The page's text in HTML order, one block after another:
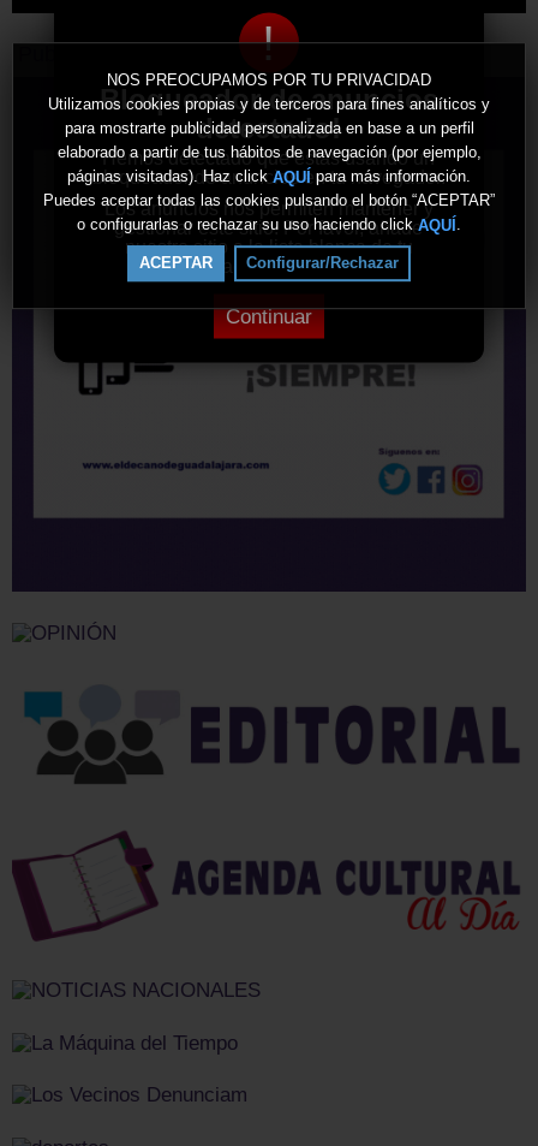
!
Bloqueador de anuncios
detectado!
Hemos detectado que estás usando un
bloqueador de anuncios en tu navegador.
Los anuncios nos permiten mantener y
gestionar este sitio. Por favor, añade
nuestro sitio a la lista blanca de tu
bloqueador de anuncios.
Continuar
NOS PREOCUPAMOS POR TU PRIVACIDAD
Utilizamos cookies propias y de terceros para fines analíticos y
para mostrarte publicidad personalizada en base a un perfil
elaborado a partir de tus hábitos de navegación (por ejemplo,
páginas visitadas). Haz click AQUÍ para más información.
Puedes aceptar todas las cookies pulsando el botón “ACEPTAR”
o configurarlas o rechazar su uso haciendo click AQUÍ .
ACEPTAR Configurar/Rechazar